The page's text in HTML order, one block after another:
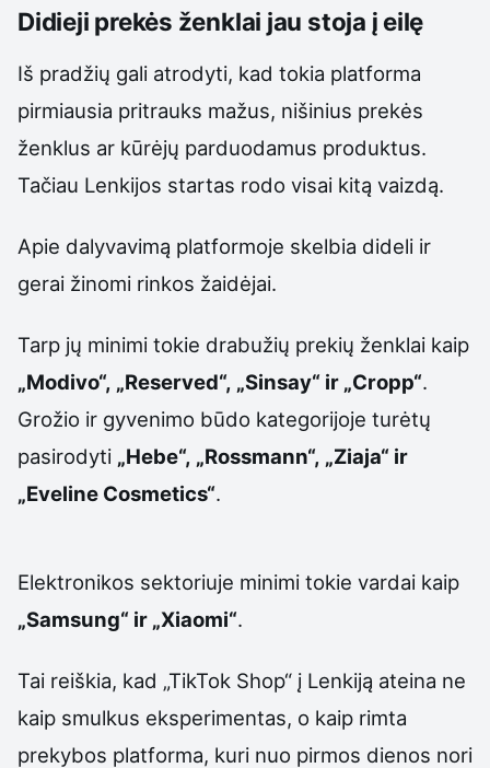
Didieji prekės ženklai jau stoja į eilę
Iš pradžių gali atrodyti, kad tokia platforma
pirmiausia pritrauks mažus, nišinius prekės
ženklus ar kūrėjų parduodamus produktus.
Tačiau Lenkijos startas rodo visai kitą vaizdą.
Apie dalyvavimą platformoje skelbia dideli ir
gerai žinomi rinkos žaidėjai.
Tarp jų minimi tokie drabužių prekių ženklai kaip
„Modivo“, „Reserved“, „Sinsay“ ir „Cropp“.
Grožio ir gyvenimo būdo kategorijoje turėtų
pasirodyti „Hebe“, „Rossmann“, „Ziaja“ ir
„Eveline Cosmetics“.
Elektronikos sektoriuje minimi tokie vardai kaip
„Samsung“ ir „Xiaomi“.
Tai reiškia, kad „TikTok Shop“ į Lenkiją ateina ne
kaip smulkus eksperimentas, o kaip rimta
prekybos platforma, kuri nuo pirmos dienos nori